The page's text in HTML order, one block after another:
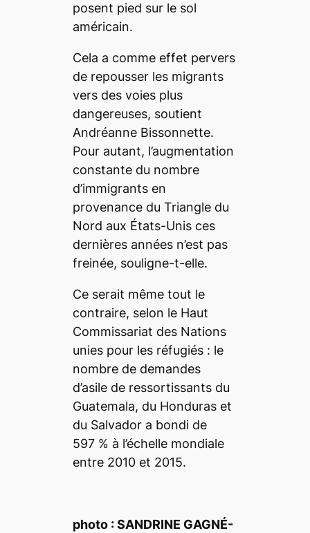
posent pied sur le sol
américain.
Cela a comme effet pervers
de repousser les migrants
vers des voies plus
dangereuses, soutient
Andréanne Bissonnette.
Pour autant, l’augmentation
constante du nombre
d’immigrants en
provenance du Triangle du
Nord aux États-Unis ces
dernières années n’est pas
freinée, souligne-t-elle.
Ce serait même tout le
contraire, selon le Haut
Commissariat des Nations
unies pour les réfugiés : le
nombre de demandes
d’asile de ressortissants du
Guatemala, du Honduras et
du Salvador a bondi de
597 % à l’échelle mondiale
entre 2010 et 2015.
photo : SANDRINE GAGNÉ-